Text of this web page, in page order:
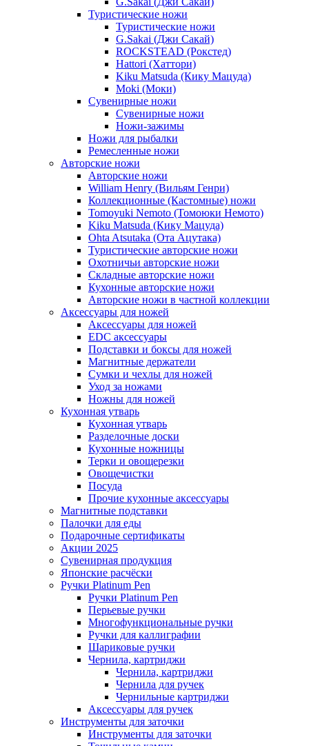
Туристические ножи
Туристические ножи
G.Sakai (Джи Сакай)
ROCKSTEAD (Рокстед)
Hattori (Хаттори)
Kiku Matsuda (Кику Мацуда)
Moki (Моки)
Сувенирные ножи
Сувенирные ножи
Ножи-зажимы
Ножи для рыбалки
Ремесленные ножи
Авторские ножи
Авторские ножи
William Henry (Вильям Генри)
Коллекционные (Кастомные) ножи
Tomoyuki Nemoto (Томоюки Немото)
Kiku Matsuda (Кику Мацуда)
Ohta Atsutaka (Ота Ацутака)
Туристические авторские ножи
Охотничьи авторские ножи
Складные авторские ножи
Кухонные авторские ножи
Авторские ножи в частной коллекции
Аксессуары для ножей
Аксессуары для ножей
EDC аксессуары
Подставки и боксы для ножей
Магнитные держатели
Сумки и чехлы для ножей
Уход за ножами
Ножны для ножей
Кухонная утварь
Кухонная утварь
Разделочные доски
Кухонные ножницы
Терки и овощерезки
Овощечистки
Посуда
Прочие кухонные аксессуары
Магнитные подставки
Палочки для еды
Подарочные сертификаты
Акции 2025
Сувенирная продукция
Японские расчёски
Ручки Platinum Pen
Ручки Platinum Pen
Перьевые ручки
Многофункциональные ручки
Ручки для каллиграфии
Шариковые ручки
Чернила, картриджи
Чернила, картриджи
Чернила для ручек
Чернильные картриджи
Аксессуары для ручек
Инструменты для заточки
Инструменты для заточки